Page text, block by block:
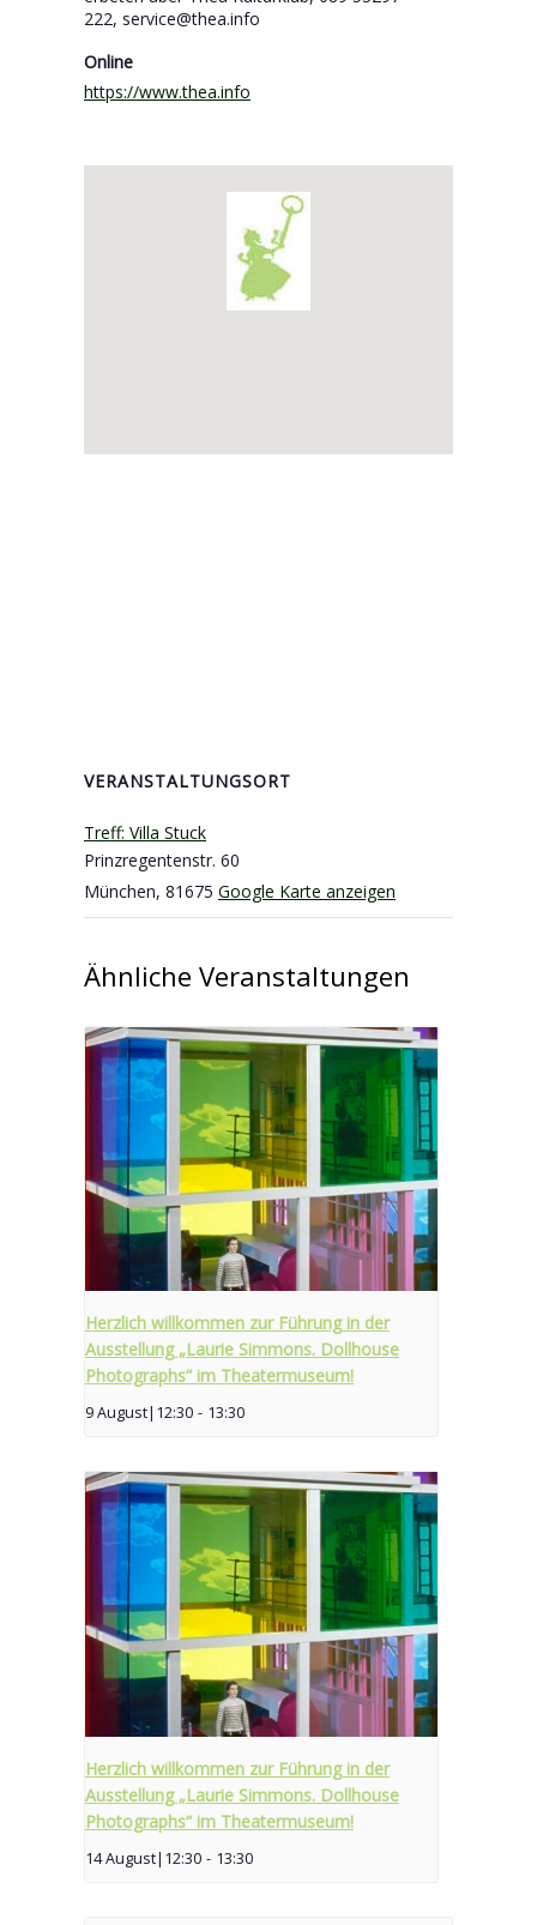
222, service@thea.info
Online
https://www.thea.info
VERANSTALTUNGSORT
Treff: Villa Stuck
Prinzregentenstr. 60
München, 81675 Google Karte anzeigen
Ähnliche Veranstaltungen
Herzlich willkommen zur Führung in der
Ausstellung „Laurie Simmons. Dollhouse
Photographs“ im Theatermuseum!
9 August|12:30 - 13:30
Herzlich willkommen zur Führung in der
Ausstellung „Laurie Simmons. Dollhouse
Photographs“ im Theatermuseum!
14 August|12:30 - 13:30